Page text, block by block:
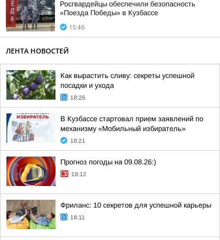
Росгвардейцы обеспечили безопасность
«Поезда Победы» в Кузбассе
15:46
ЛЕНТА НОВОСТЕЙ
Как вырастить сливу: секреты успешной
посадки и ухода
18:26
В Кузбассе стартовал прием заявлений по
механизму «Мобильный избиратель»
18:21
Прогноз погоды на 09.08.26:)
18:12
Фриланс: 10 секретов для успешной карьеры
18:11